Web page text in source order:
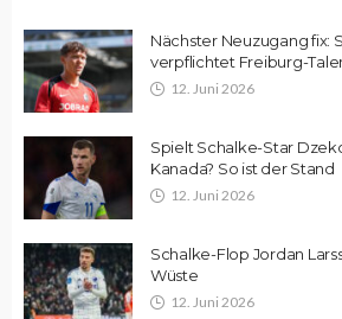
Nächster Neuzugang fix:
verpflichtet Freiburg-
12. Juni 2026
Spielt Schalke-Star
Kanada? So ist der Stand
12. Juni 2026
Schalke-Flop Jordan
Wüste
12. Juni 2026